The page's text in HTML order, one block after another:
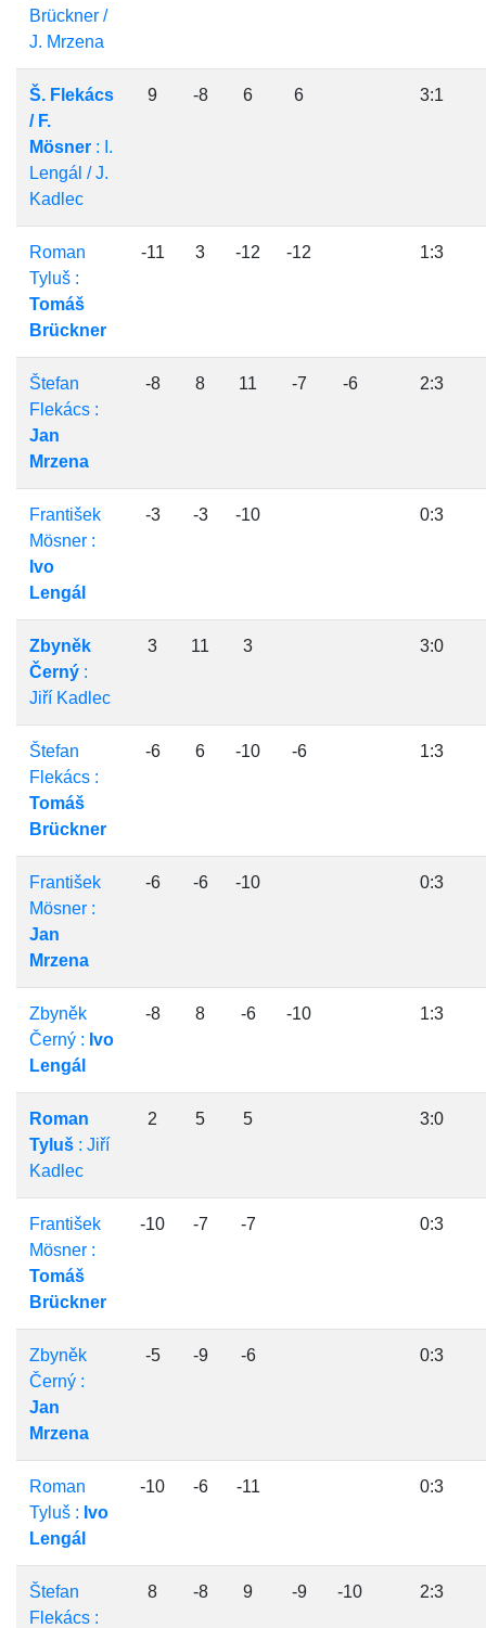
Brückner /
J. Mrzena
Š. Flekács
/ F.
Mösner : I.
Lengál / J.
Kadlec
9 -8 6 6 3:1
Roman
Tyluš :
Tomáš
Brückner
-11 3 -12 -12 1:3
Štefan
Flekács :
Jan
Mrzena
-8 8 11 -7 -6 2:3
František
Mösner :
Ivo
Lengál
-3 -3 -10 0:3
Zbyněk
Černý :
Jiří Kadlec
3 11 3 3:0
Štefan
Flekács :
Tomáš
Brückner
-6 6 -10 -6 1:3
František
Mösner :
Jan
Mrzena
-6 -6 -10 0:3
Zbyněk
Černý : Ivo
Lengál
-8 8 -6 -10 1:3
Roman
Tyluš : Jiří
Kadlec
2 5 5 3:0
František
Mösner :
Tomáš
Brückner
-10 -7 -7 0:3
Zbyněk
Černý :
Jan
Mrzena
-5 -9 -6 0:3
Roman
Tyluš : Ivo
Lengál
-10 -6 -11 0:3
Štefan
Flekács :
8 -8 9 -9 -10 2:3